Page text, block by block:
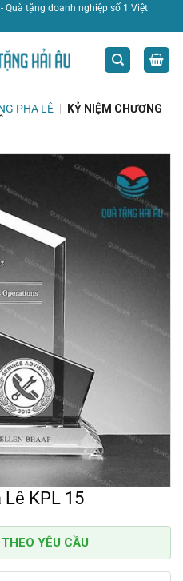
Quà tặng doanh nghiệp số 1 Việt
PHA LÊ
KỶ NIỆM CHƯƠNG
KPL 15
KPL 15
YÊU CẦU